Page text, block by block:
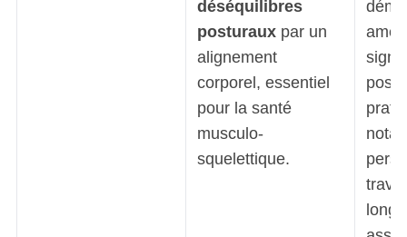
déséquilibres
posturauxpar un
alignement
corporel, essentiel
pour la santé
musculo-
squelettique.